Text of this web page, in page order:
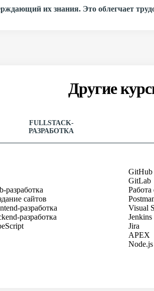
их знания. Это облегчает
Другие
FULLSTACK-
РАЗРАБОТКА
разработка
сайтов
разработка
разработка
GitHub
GitLab
Visual
Jenkins
Jira
APEX
Node.js